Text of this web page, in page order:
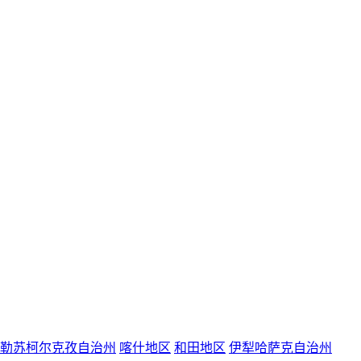
苏柯尔克孜自治州 喀什地区 和田地区 伊犁哈萨克自治州